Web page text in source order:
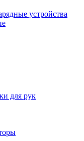
устройства
для рук